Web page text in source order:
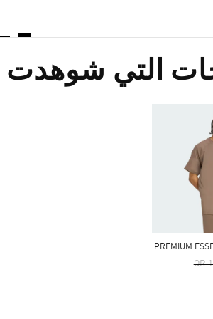
التي شوهدت
Price QR
To